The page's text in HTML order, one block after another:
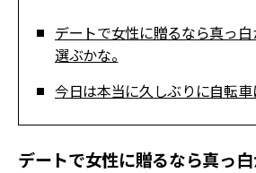
デートで女性に贈るなら真っ白
選ぶかな。
今日は本当に久しぶりに自転車
デートで女性に贈るなら真っ白